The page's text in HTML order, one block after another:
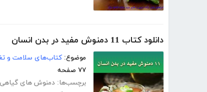
دانلود کتاب 11 دمنوش مفید در بدن انسان
موضوع: کتاب‌های سلامت و
۷۷ صفحه
برچسب‌ها: دمنوش های گیاهی pdf